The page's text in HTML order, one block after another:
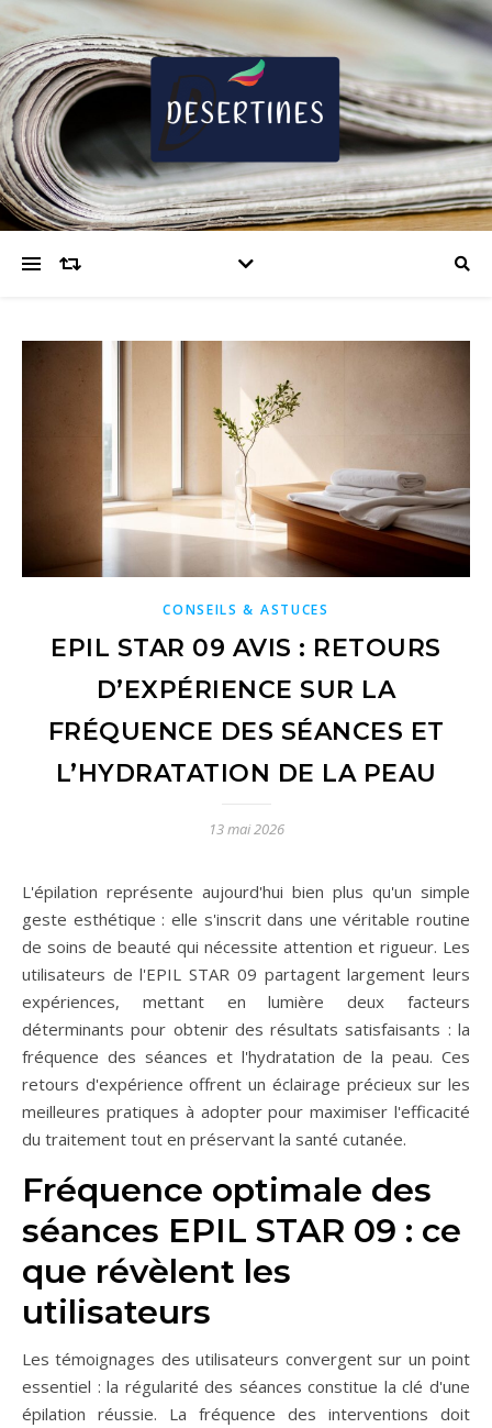
CONSEILS & ASTUCES
EPIL STAR 09 AVIS : RETOURS
D’EXPÉRIENCE SUR LA
FRÉQUENCE DES SÉANCES ET
L’HYDRATATION DE LA PEAU
13 mai 2026
L'épilation représente aujourd'hui bien plus qu'un simple
geste esthétique : elle s'inscrit dans une véritable routine
de soins de beauté qui nécessite attention et rigueur. Les
utilisateurs de l'EPIL STAR 09 partagent largement leurs
expériences, mettant en lumière deux facteurs
déterminants pour obtenir des résultats satisfaisants : la
fréquence des séances et l'hydratation de la peau. Ces
retours d'expérience offrent un éclairage précieux sur les
meilleures pratiques à adopter pour maximiser l'efficacité
du traitement tout en préservant la santé cutanée.
Fréquence optimale des
séances EPIL STAR 09 : ce
que révèlent les
utilisateurs
Les témoignages des utilisateurs convergent sur un point
essentiel : la régularité des séances constitue la clé d'une
épilation réussie. La fréquence des interventions doit